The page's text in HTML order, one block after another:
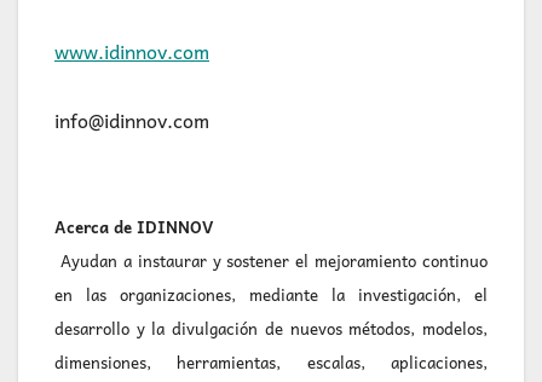
www.idinnov.com
info@idinnov.com
Acerca de IDINNOV
Ayudan a instaurar y sostener el mejoramiento continuo
en las organizaciones, mediante la investigación, el
desarrollo y la divulgación de nuevos métodos, modelos,
dimensiones, herramientas, escalas, aplicaciones,